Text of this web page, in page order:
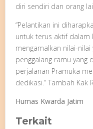
diri sendiri dan orang
“Pelantikan ini
untuk terus aktif dalam
mengamalkan nilai-
penggalang ramu yang
perjalanan Pramuka
dedikasi.” Tambah Kak
Humas Kwarda Jatim
Terkait